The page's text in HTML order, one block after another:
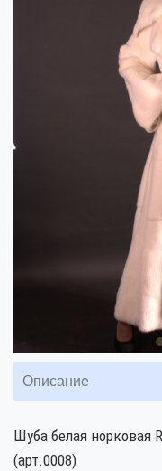
Описание
Шуба белая норковая
(арт.0008)